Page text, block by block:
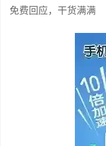
免费回应，干货满满